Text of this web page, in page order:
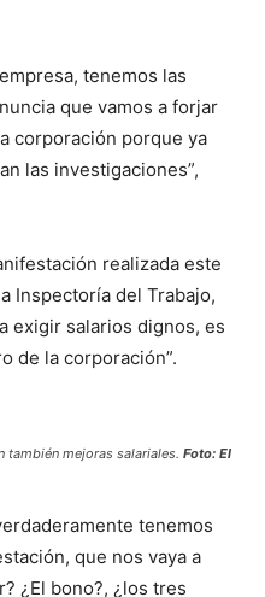
tenemos las
que vamos a forjar
corporación porque ya
las investigaciones”,
realizada este
Inspectoría del Trabajo,
exigir salarios dignos, es
de la corporación”.
también mejoras salariales. Foto: El
tenemos
que nos vaya a
¿El bono?, ¿los tres